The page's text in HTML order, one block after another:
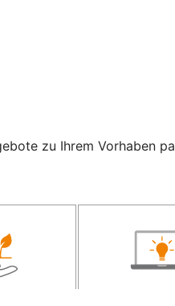
zu Ihrem Vorhaben